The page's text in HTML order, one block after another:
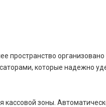
пространство
которые надежно
зоны.